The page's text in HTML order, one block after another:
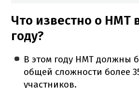
Что известно о НМТ
году?
В этом году НМТ должны
общей сложности более
участников.